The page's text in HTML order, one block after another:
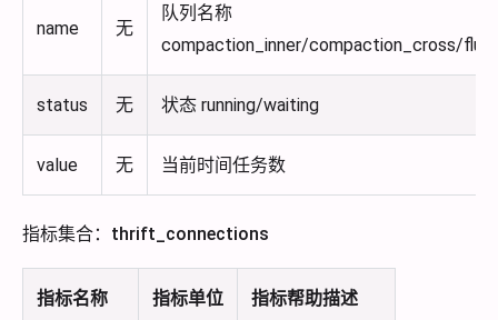
name 无
队列名称
compaction_inner/compaction_cross/
status 无 状态 running/waiting
value 无 当前时间任务数
指标集合：thrift_connections
指标名称 指标单位 指标帮助描述